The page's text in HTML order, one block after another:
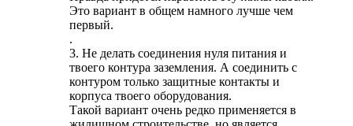
Это вариант в общем намного лучше чем
первый.
.
3. Не делать соединения нуля питания и
твоего контура заземления. А соединить с
контуром только защитные контакты и
корпуса твоего оборудования.
Такой вариант очень редко применяется в